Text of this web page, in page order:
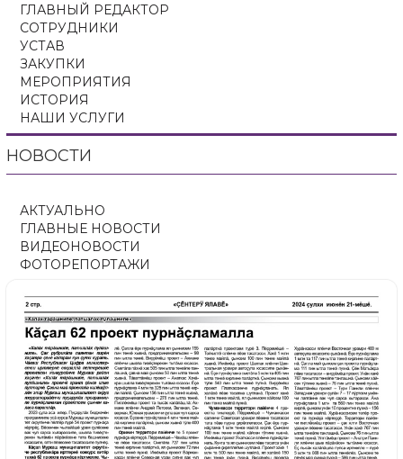
ГЛАВНЫЙ РЕДАКТОР
СОТРУДНИКИ
УСТАВ
ЗАКУПКИ
МЕРОПРИЯТИЯ
ИСТОРИЯ
НАШИ УСЛУГИ
НОВОСТИ
АКТУАЛЬНО
ГЛАВНЫЕ НОВОСТИ
ВИДЕОНОВОСТИ
ФОТОРЕПОРТАЖИ